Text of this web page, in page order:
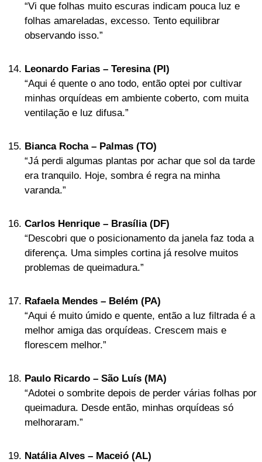
“Vi que folhas muito escuras indicam pouca luz e
folhas amareladas, excesso. Tento equilibrar
observando isso.”
Leonardo Farias – Teresina (PI)
“Aqui é quente o ano todo, então optei por cultivar
minhas orquídeas em ambiente coberto, com muita
ventilação e luz difusa.”
Bianca Rocha – Palmas (TO)
“Já perdi algumas plantas por achar que sol da tarde
era tranquilo. Hoje, sombra é regra na minha
varanda.”
Carlos Henrique – Brasília (DF)
“Descobri que o posicionamento da janela faz toda a
diferença. Uma simples cortina já resolve muitos
problemas de queimadura.”
Rafaela Mendes – Belém (PA)
“Aqui é muito úmido e quente, então a luz filtrada é a
melhor amiga das orquídeas. Crescem mais e
florescem melhor.”
Paulo Ricardo – São Luís (MA)
“Adotei o sombrite depois de perder várias folhas por
queimadura. Desde então, minhas orquídeas só
melhoraram.”
Natália Alves – Maceió (AL)